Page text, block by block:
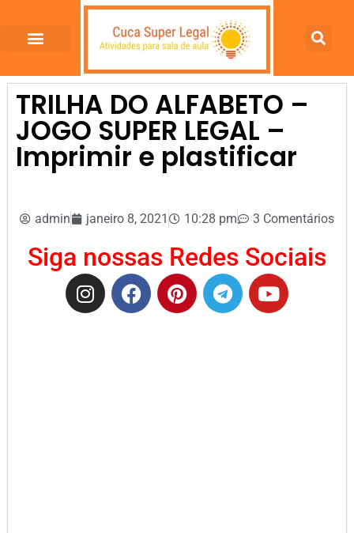
TRILHA DO ALFABETO –
JOGO SUPER LEGAL –
Imprimir e plastificar
admin janeiro 8, 2021 10:28 pm 3 Comentários
Siga nossas Redes Sociais